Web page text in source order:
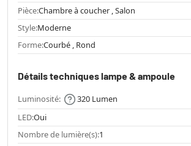
Pièce:Chambre à coucher , Salon
Style:Moderne
Forme:Courbé , Rond
Détails techniques lampe & ampoule
Luminosité:
320 Lumen
LED:Oui
Nombre de lumière(s):1